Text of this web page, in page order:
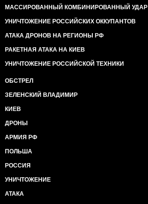
МАССИРОВАННЫЙ КОМБИНИРОВАННЫЙ УДАР
УНИЧТОЖЕНИЕ РОССИЙСКИХ ОККУПАНТОВ
АТАКА ДРОНОВ НА РЕГИОНЫ РФ
РАКЕТНАЯ АТАКА НА КИЕВ
УНИЧТОЖЕНИЕ РОССИЙСКОЙ ТЕХНИКИ
ОБСТРЕЛ
ЗЕЛЕНСКИЙ ВЛАДИМИР
КИЕВ
ДРОНЫ
АРМИЯ РФ
ПОЛЬША
РОССИЯ
УНИЧТОЖЕНИЕ
АТАКА